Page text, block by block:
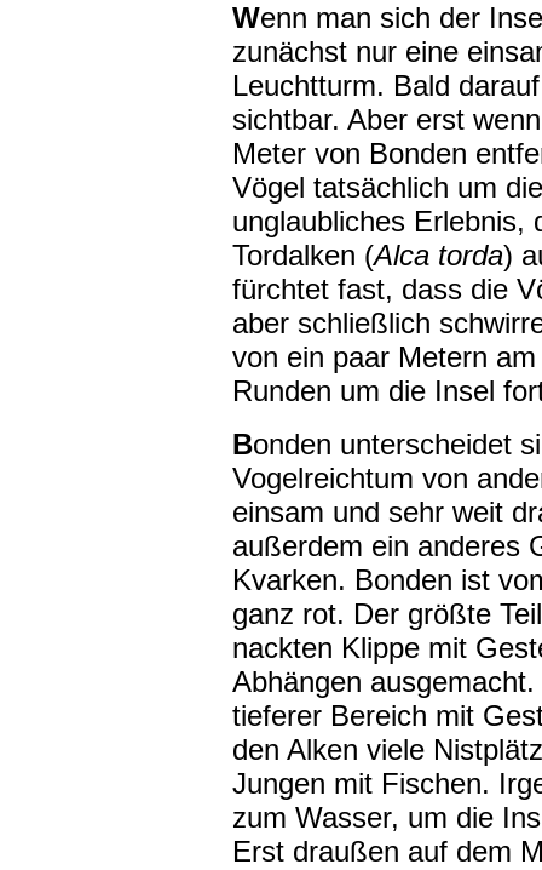
Wenn man sich der
zunächst nur eine
Leuchtturm. Bald
sichtbar. Aber erst
Meter von Bonden
Vögel tatsächlich um
unglaubliches Erlebnis,
Tordalken (Alca torda)
fürchtet fast, dass die
aber schließlich
von ein paar Metern
Runden um die Insel
Bonden unterscheidet
Vogelreichtum von
einsam und sehr weit
außerdem ein anderes
Kvarken. Bonden ist
ganz rot. Der größte
nackten Klippe mit
Abhängen
tieferer Bereich mit
den Alken viele
Jungen mit Fischen.
zum Wasser, um die
Erst draußen auf dem